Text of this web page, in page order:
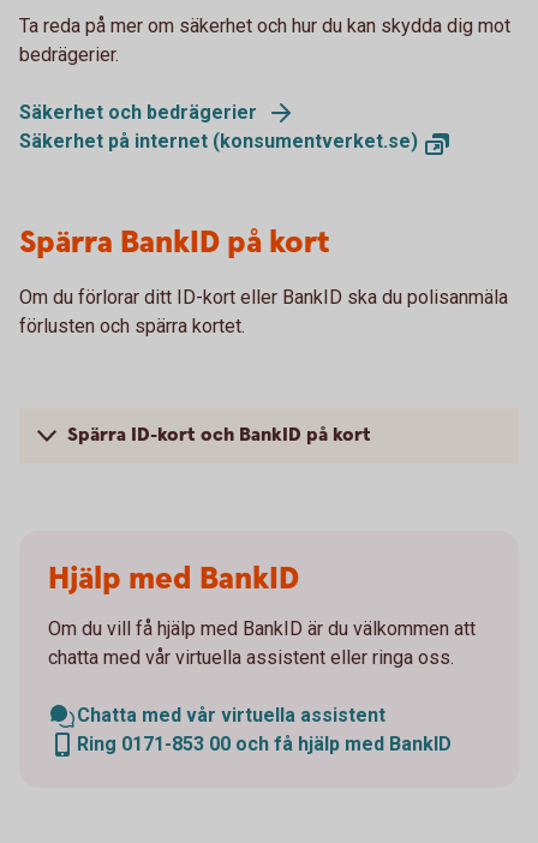
Ta reda på mer om säkerhet och hur du kan skydda dig mot
bedrägerier.
Säkerhet och bedrägerier
Säkerhet på internet (konsumentverket.se)
Spärra BankID på kort
Om du förlorar ditt ID-kort eller BankID ska du polisanmäla
förlusten och spärra kortet.
Spärra ID-kort och BankID på kort
Hjälp med BankID
Om du vill få hjälp med BankID är du välkommen att
chatta med vår virtuella assistent eller ringa oss.
Chatta med vår virtuella assistent
Ring 0171-853 00 och få hjälp med BankID